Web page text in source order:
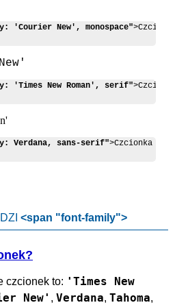
'Courier New', monospace"
'Times New Roman', serif"
Verdana, sans-serif">Czcionka
<span "font-family">
czcionek to: 'Times New
New' , Verdana, Tahoma,